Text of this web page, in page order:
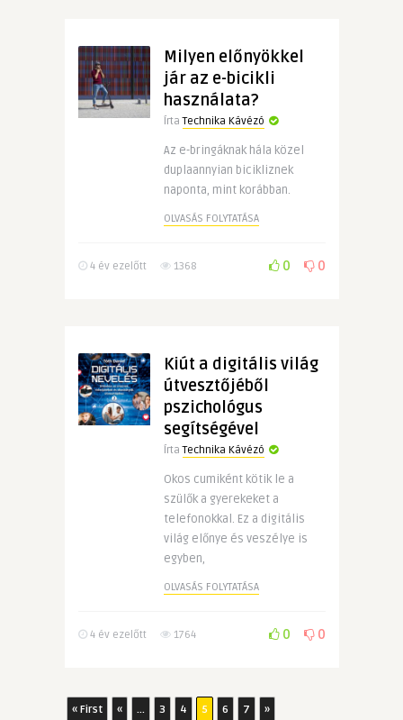
Milyen előnyökkel
jár az e-bicikli
használata?
ÍrtaTechnika Kávézó
Az e-bringáknak hála közel
duplaannyian bicikliznek
naponta, mint korábban.
OLVASÁS FOLYTATÁSA
4 év ezelőtt 1368 0 0
Kiút a digitális világ
útvesztőjéből
pszichológus
segítségével
ÍrtaTechnika Kávézó
Okos cumiként kötik le a
szülők a gyerekeket a
telefonokkal. Ez a digitális
világ előnye és veszélye is
egyben,
OLVASÁS FOLYTATÁSA
4 év ezelőtt 1764 0 0
« First « ... 3 4 5 6 7 »